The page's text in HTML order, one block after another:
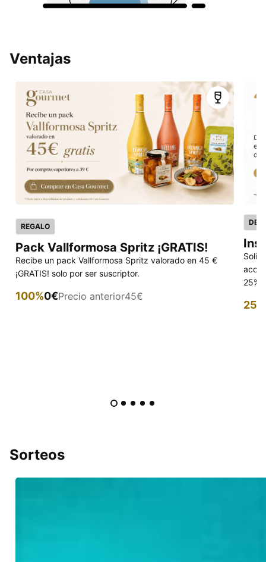
Ventajas
REGALO
Pack Vallformosa Spritz ¡GRATIS!
Recibe un pack Vallformosa Spritz valorado en 45 €
¡GRATIS! solo por ser suscriptor.
100%0€Precio anterior45€
25%
Sorteos